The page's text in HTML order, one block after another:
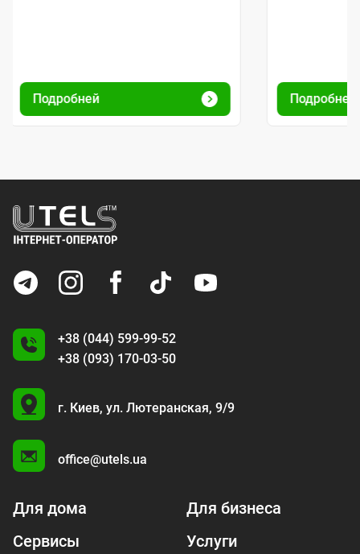
Подробней Подробней
+38 (044) 599-99-52
+38 (093) 170-03-50
U
г. Киев, ул. Лютеранская, 9/9
office@utels.ua
Для дома
Для бизнеса
Сервисы
Услуги